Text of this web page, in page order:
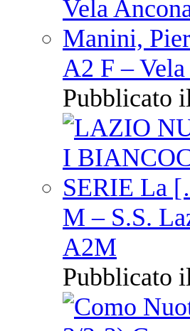
A2 F –
Pubblicato
M – S.S.
A2M
Pubblicato